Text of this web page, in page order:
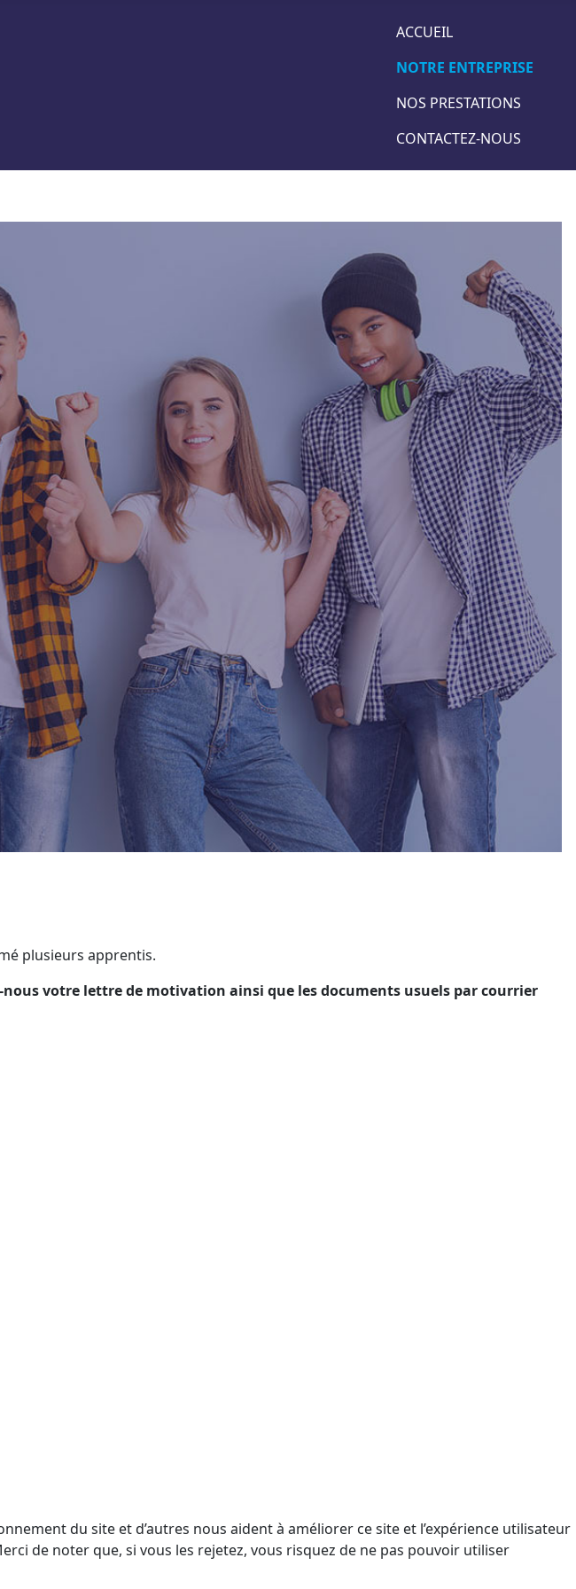
ACCUEIL
NOTRE ENTREPRISE
NOS PRESTATIONS
CONTACTEZ-NOUS
plusieurs apprentis.
votre lettre de motivation ainsi que les documents usuels par courrier
du site et d’autres nous aident à améliorer ce site et l’expérience utilisateur
de noter que, si vous les rejetez, vous risquez de ne pas pouvoir utiliser